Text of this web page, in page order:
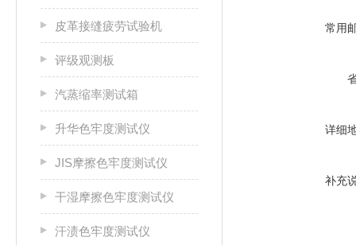
皮革接缝疲劳试验机
评级观测板
汽蒸缩率测试箱
升华色牢度测试仪
JIS摩擦色牢度测试仪
干湿摩擦色牢度测试仪
汗渍色牢度测试仪
常用
详细
补充